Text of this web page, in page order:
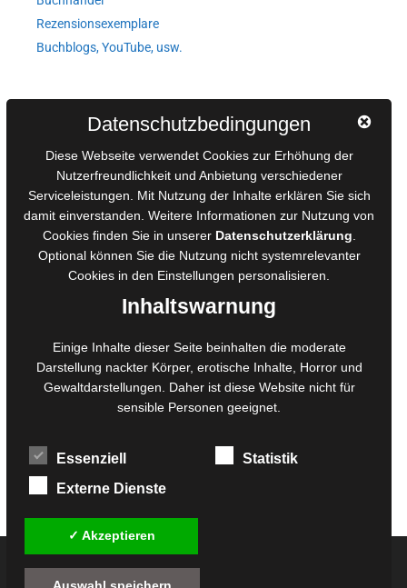
Rezensionsexemplare
Buchblogs, YouTube, usw.
AGB für Medienprojekte
Online-Artikel
Manuskripte einreichen
Ausschreibungen
Belegexemplare
Eigenbedarfsexemplare
Foto- und Bildbearbeitung
Fotorestauration
Creative Artwork
MPS Fotografie
WordPress Support
Datenschutzbedingungen
Diese Webseite verwendet Cookies zur Erhöhung der
Nutzerfreundlichkeit und Anbietung verschiedener
Serviceleistungen. Mit Nutzung der Inhalte erklären Sie sich
damit einverstanden. Weitere Informationen zur Nutzung von
Cookies finden Sie in unserer Datenschutzerklärung
Optional können Sie die Nutzung nicht systemrelevanter
Cookies in den Einstellungen personalisieren.
Inhaltswarnung
Einige Inhalte dieser Seite beinhalten die moderate
Darstellung nackter Körper, erotische Inhalte, Horror und
Gewaltdarstellungen. Daher ist diese Website nicht für
sensible Personen geeignet.
Essenziell
Statistik
Externe Dienste
✓ Akzeptieren